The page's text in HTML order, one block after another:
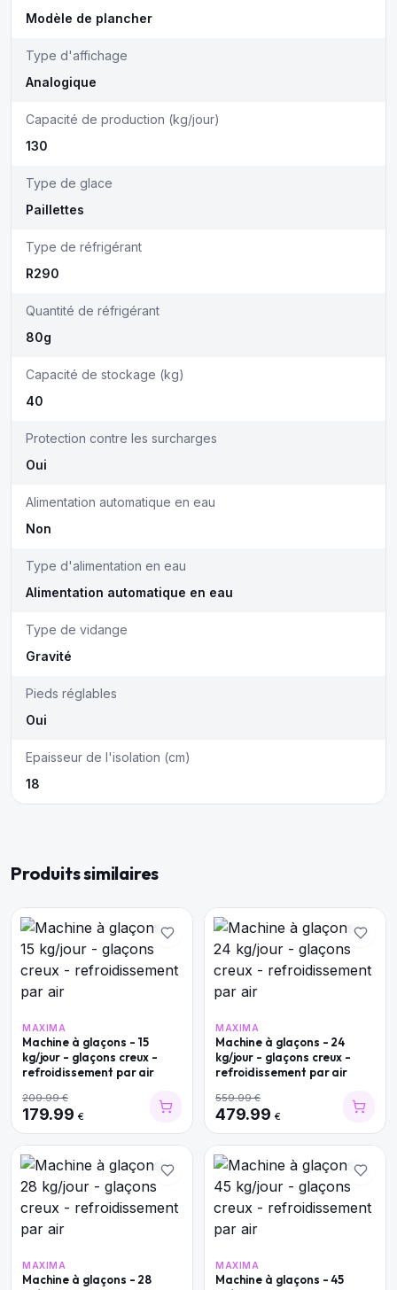
Modèle de plancher
Type d'affichage
Analogique
Capacité de production (kg/jour)
130
Type de glace
Paillettes
Type de réfrigérant
R290
Quantité de réfrigérant
80g
Capacité de stockage (kg)
40
Protection contre les surcharges
Oui
Alimentation automatique en eau
Non
Type d'alimentation en eau
Alimentation automatique en eau
Type de vidange
Gravité
Pieds réglables
Oui
Epaisseur de l'isolation (cm)
18
Produits similaires
MAXIMA
Machine à glaçons - 15
kg/jour - glaçons creux -
refroidissement par air
209.99€
179.99 €
MAXIMA
Machine à glaçons - 24
kg/jour - glaçons creux -
refroidissement par air
559.99€
479.99 €
MAXIMA
Machine à glaçons - 28
MAXIMA
Machine à glaçons - 45